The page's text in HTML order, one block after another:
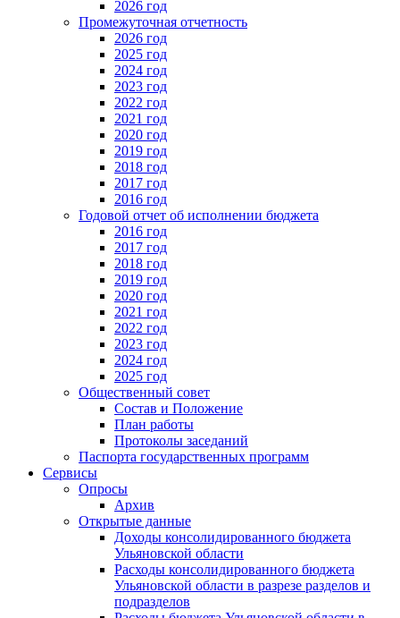
2026 год
Промежуточная отчетность
2026 год
2025 год
2024 год
2023 год
2022 год
2021 год
2020 год
2019 год
2018 год
2017 год
2016 год
Годовой отчет об исполнении бюджета
2016 год
2017 год
2018 год
2019 год
2020 год
2021 год
2022 год
2023 год
2024 год
2025 год
Общественный совет
Состав и Положение
План работы
Протоколы заседаний
Паспорта государственных программ
Сервисы
Опросы
Архив
Открытые данные
Доходы консолидированного бюджета
Ульяновской области
Расходы консолидированного бюджета
Ульяновской области в разрезе разделов и
подразделов